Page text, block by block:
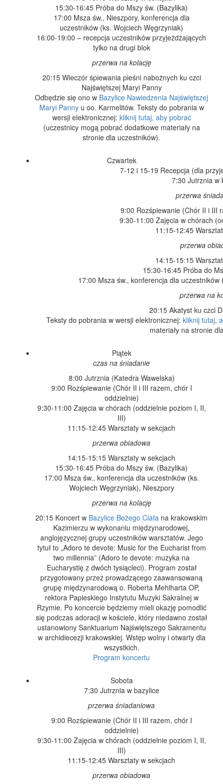
15:30-16:45 Próba do Mszy św. (Bazylika)
17:00 Msza św., Nieszpory, konferencja dla
uczestników (ks. Wojciech Węgrzyniak)
16:00-19:00 – recepcja uczestników przyjeżdżających
tylko na drugi blok
przerwa na kolację
20:15 Wieczór śpiewania pieśni nabożnych ku czci
Najświętszej Maryi Panny
Odbędzie się ono w Bazylice Nawiedzenia Najświętszej
Maryi Pannyu oo. Karmelitów. Teksty do pobrania w
wersji elektronicznej: kliknij tutaj, aby pobrać
(uczestnicy mogą pobrać dodatkowe materiały na
stronie dla uczestników).
Czwartek
7-12 i 15-19 Recepcja (dla
7:30 Jutrznia w
przerwa
9:00 Rozśpiewanie (Chór II i III
9:30-11:00 Zajęcia w chórach
11:15-12:45
przerwa
14:15-15:15
15:30-16:45 Próba do
17:00 Msza św., konferencja dla
przerwa na
20:15 Akatyst ku czci
Teksty do pobrania w wersji elektronicznej: kliknij tutaj,
materiały na stronie
Piątek
czas na śniadanie
8:00 Jutrznia (Katedra Wawelska)
9:00 Rozśpiewanie (Chór II i III razem, chór I
oddzielnie)
9:30-11:00 Zajęcia w chórach (oddzielnie poziom I, II,
III)
11:15-12:45 Warsztaty w sekcjach
przerwa obiadowa
14:15-15:15 Warsztaty w sekcjach
15:30-16:45 Próba do Mszy św. (Bazylika)
17:00 Msza św., konferencja dla uczestników (ks.
Wojciech Węgrzyniak), Nieszpory
przerwa na kolację
20:15 Koncert w Bazylice Bożego Ciała na krakowskim
Kazimierzu w wykonaniu międzynarodowej,
anglojęzycznej grupy uczestników warsztatów. Jego
tytuł to „Adoro te devote: Music for the Eucharist from
two millennia” (Adoro te devote: muzyka na
Eucharystię z dwóch tysiącleci). Program został
przygotowany przez prowadzącego zaawansowaną
grupę międzynarodową o. Roberta Mehlharta OP,
rektora Papieskiego Instytutu Muzyki Sakralnej w
Rzymie. Po koncercie będziemy mieli okazję pomodlić
się podczas adoracji w kościele, który niedawno został
ustanowiony Sanktuarium Najświętszego Sakramentu
w archidiecezji krakowskiej. Wstęp wolny i otwarty dla
wszystkich.
Program koncertu
Sobota
7:30 Jutrznia w bazylice
przerwa śniadaniowa
9:00 Rozśpiewanie (Chór II i III razem, chór I
oddzielnie)
9:30-11:00 Zajęcia w chórach (oddzielnie poziom I, II,
III)
11:15-12:45 Warsztaty w sekcjach
przerwa obiadowa